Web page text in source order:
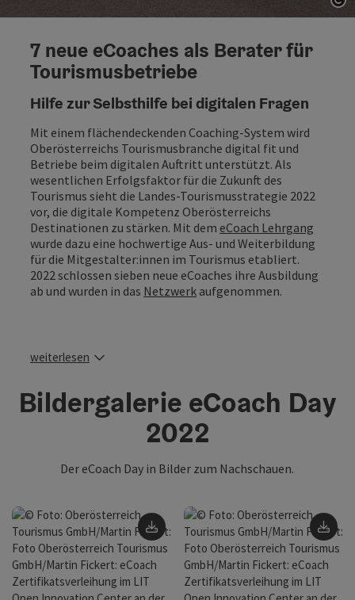
7 neue eCoaches als Berater für
Tourismusbetriebe
Hilfe zur Selbsthilfe bei digitalen Fragen
Mit einem flächendeckenden Coaching-System wird
Oberösterreichs Tourismusbranche digital fit und
Betriebe beim digitalen Auftritt unterstützt. Als
wesentlichen Erfolgsfaktor für die Zukunft des
Tourismus sieht die Landes-Tourismusstrategie 2022
vor, die digitale Kompetenz Oberösterreichs
Destinationen zu stärken. Mit dem eCoach Lehrgang
wurde dazu eine hochwertige Aus- und Weiterbildung
für die Mitgestalter:innen im Tourismus etabliert.
2022 schlossen sieben neue eCoaches ihre Ausbildung
ab und wurden in das Netzwerk aufgenommen.
weiterlesen
Bildergalerie eCoach Day
2022
Der eCoach Day in Bilder zum Nachschauen.
Download